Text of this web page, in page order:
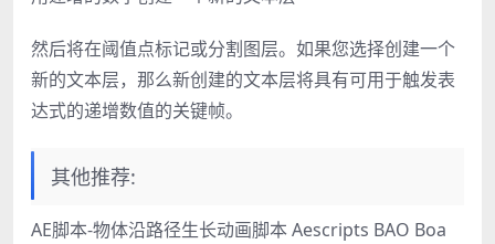
然后将在阈值点标记或分割图层。如果您选择创建一个
新的文本层，那么新创建的文本层将具有可用于触发表
达式的递增数值的关键帧。
其他推荐:
AE脚本-物体沿路径生长动画脚本 Aescripts BAO Boa